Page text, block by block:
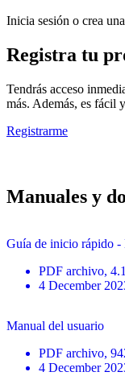
Inicia sesión o crea
Registra tu
Tendrás acceso
más. Además, es fácil
Registrarme
Manuales y
Guía de inicio rápido
PDF archivo,
4 December
Manual del usuario
PDF archivo,
4 December